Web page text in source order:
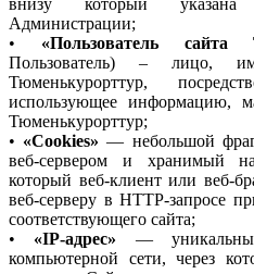
внизу который указана
Администрации;
• «Пользователь сайта
Пользователь) – лицо,
Тюменькурорттур,
использующее информацию,
Тюменькурорттур;
• «Cookies» — небольшой
веб-сервером и хранимый на
который веб-клиент или веб-
веб-серверу в HTTP-запросе
соответствующего сайта;
• «IP-адрес» —
компьютерной сети, через